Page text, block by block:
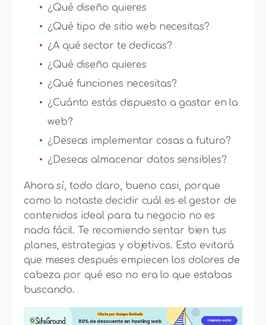
¿Qué diseño quieres
¿Qué tipo de sitio web necesitas?
¿A qué sector te dedicas?
¿Qué diseño quieres
¿Qué funciones necesitas?
¿Cuánto estás dispuesto a gastar en la
web?
¿Deseas implementar cosas a futuro?
¿Deseas almacenar datos sensibles?
Ahora sí, todo claro, bueno casi, porque
como lo notaste decidir cuál es el gestor de
contenidos ideal para tu negocio no es
nada fácil. Te recomiendo sentar bien tus
planes, estrategias y objetivos. Esto evitará
que meses después empiecen los dolores de
cabeza por qué eso no era lo que estabas
buscando.